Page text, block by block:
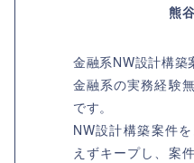
熊
金融系NW設計構築
金融系の実務経験
です。
NW設計構築案件
えずキープし、案